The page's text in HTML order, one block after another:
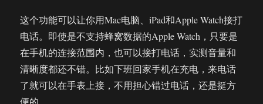
这个功能可以让你用Mac电脑、iPad和Apple Watch接打
电话。即使是不支持蜂窝数据的Apple Watch，只要是
在手机的连接范围内，也可以接打电话，实测音量和
清晰度都还不错。比如下班回家手机在充电，来电话
了就可以在手表上接，不用担心错过电话，还是挺方
便的。